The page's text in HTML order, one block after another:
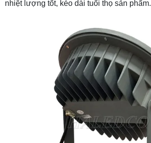
nhiệt lượng tốt, kéo dài tuổi thọ sản phẩm.